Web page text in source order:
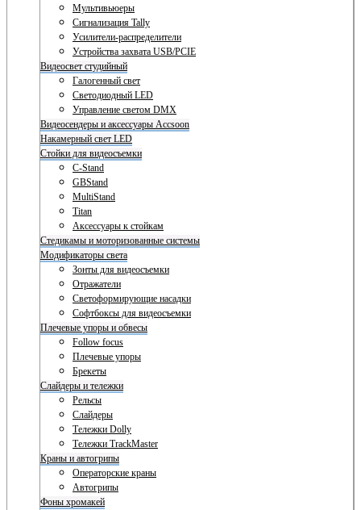
Мультивьюеры
Сигнализация Tally
Усилители-распределители
Устройства захвата USB/PCIE
Видеосвет студийный
Галогенный свет
Светодиодный LED
Управление светом DMX
Видеосендеры и аксессуары Accsoon
Накамерный свет LED
Стойки для видеосъемки
C-Stand
GBStand
MultiStand
Titan
Аксессуары к стойкам
Стедикамы и моторизованные системы
Модификаторы света
Зонты для видеосъемки
Отражатели
Светоформирующие насадки
Софтбоксы для видеосъемки
Плечевые упоры и обвесы
Follow focus
Плечевые упоры
Брекеты
Слайдеры и тележки
Рельсы
Слайдеры
Тележки Dolly
Тележки TrackMaster
Краны и автогрипы
Операторские краны
Автогрипы
Фоны хромакей